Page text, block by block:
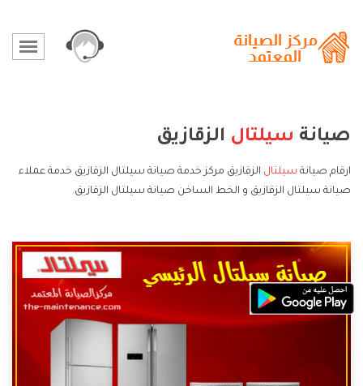
صيانة سيلتال الزقازيق
ارقام صيانة سيلتال الزقازيق مركز خدمة صيانة سيلتال الزقازيق خدمة عملاء
صيانة سيلتال الزقازيق و الخط الساخن صيانة سيلتال الزقازيق.